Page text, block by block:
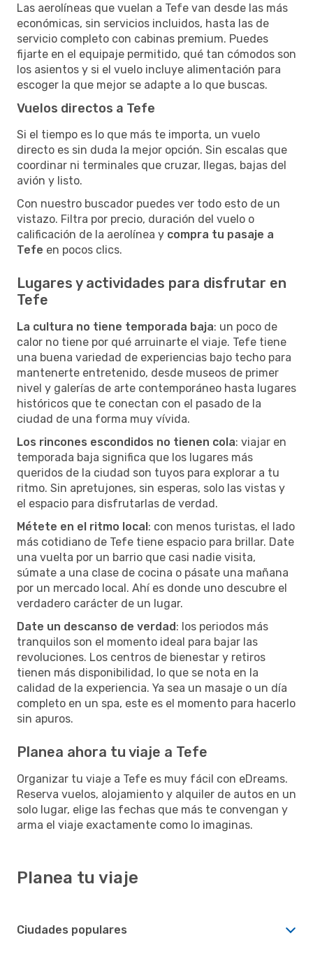
Las aerolíneas que vuelan a Tefe van desde las más
económicas, sin servicios incluidos, hasta las de
servicio completo con cabinas premium. Puedes
fijarte en el equipaje permitido, qué tan cómodos son
los asientos y si el vuelo incluye alimentación para
escoger la que mejor se adapte a lo que buscas.
Vuelos directos a Tefe
Si el tiempo es lo que más te importa, un vuelo
directo es sin duda la mejor opción. Sin escalas que
coordinar ni terminales que cruzar, llegas, bajas del
avión y listo.
Con nuestro buscador puedes ver todo esto de un
vistazo. Filtra por precio, duración del vuelo o
calificación de la aerolínea y compra tu pasaje a
Tefe en pocos clics.
Lugares y actividades para disfrutar en
Tefe
La cultura no tiene temporada baja: un poco de
calor no tiene por qué arruinarte el viaje. Tefe tiene
una buena variedad de experiencias bajo techo para
mantenerte entretenido, desde museos de primer
nivel y galerías de arte contemporáneo hasta lugares
históricos que te conectan con el pasado de la
ciudad de una forma muy vívida.
Los rincones escondidos no tienen cola: viajar en
temporada baja significa que los lugares más
queridos de la ciudad son tuyos para explorar a tu
ritmo. Sin apretujones, sin esperas, solo las vistas y
el espacio para disfrutarlas de verdad.
Métete en el ritmo local: con menos turistas, el lado
más cotidiano de Tefe tiene espacio para brillar. Date
una vuelta por un barrio que casi nadie visita,
súmate a una clase de cocina o pásate una mañana
por un mercado local. Ahí es donde uno descubre el
verdadero carácter de un lugar.
Date un descanso de verdad: los periodos más
tranquilos son el momento ideal para bajar las
revoluciones. Los centros de bienestar y retiros
tienen más disponibilidad, lo que se nota en la
calidad de la experiencia. Ya sea un masaje o un día
completo en un spa, este es el momento para hacerlo
sin apuros.
Planea ahora tu viaje a Tefe
Organizar tu viaje a Tefe es muy fácil con eDreams.
Reserva vuelos, alojamiento y alquiler de autos en un
solo lugar, elige las fechas que más te convengan y
arma el viaje exactamente como lo imaginas.
Planea tu viaje
Ciudades populares